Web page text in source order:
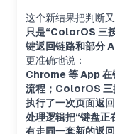
这个新结果把判断又
只是“ColorOS 三
键返回链路和部分
更准确地说：
Chrome 等 App 在
流程；ColorOS 三
执行了一次页面返
处理逻辑把“键盘正
有走同一套新的返回